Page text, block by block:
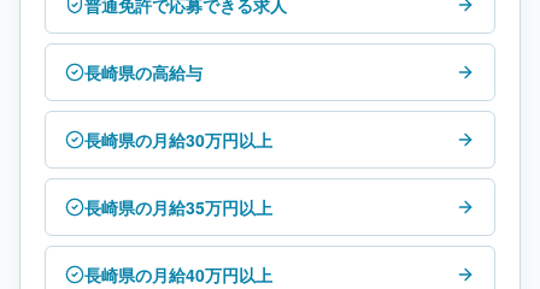
普通免許で応募できる求人
長崎県の高給与
長崎県の月給30万円以上
長崎県の月給35万円以上
長崎県の月給40万円以上